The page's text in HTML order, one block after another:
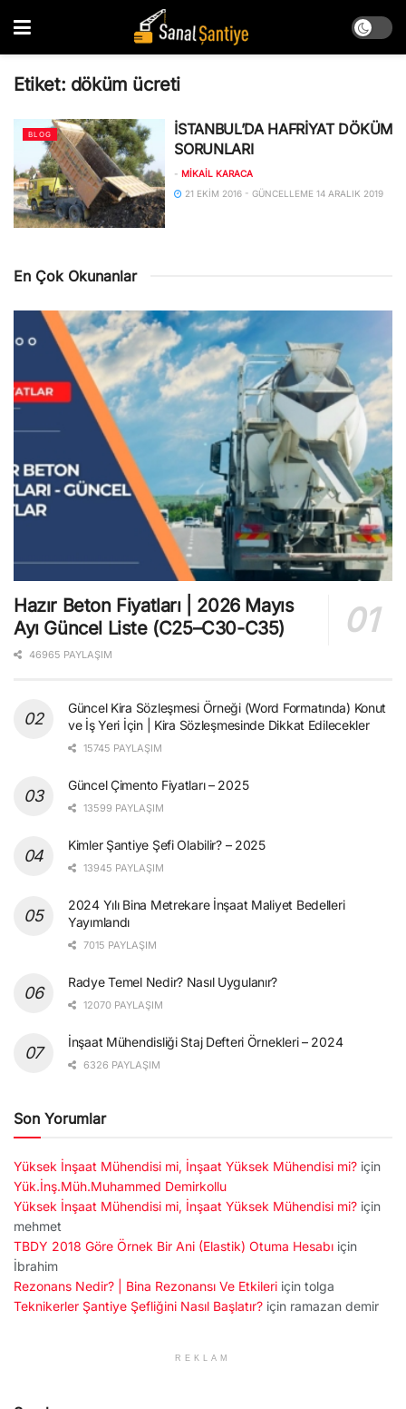
Etiket: döküm ücreti
BLOG
İSTANBUL’DA HAFRİYAT DÖKÜM
SORUNLARI
- MIKAIL KARACA
21 EKIM 2016 - GÜNCELLEME 14 ARALIK 2019
En Çok Okunanlar
Hazır Beton Fiyatları | 2026 Mayıs
Ayı Güncel Liste (C25–C30-C35)
46965 PAYLAŞIM
Güncel Kira Sözleşmesi Örneği (Word Formatında) Konut
ve İş Yeri İçin | Kira Sözleşmesinde Dikkat Edilecekler
15745 PAYLAŞIM
Güncel Çimento Fiyatları – 2025
13599 PAYLAŞIM
Kimler Şantiye Şefi Olabilir? – 2025
13945 PAYLAŞIM
2024 Yılı Bina Metrekare İnşaat Maliyet Bedelleri
Yayımlandı
7015 PAYLAŞIM
Radye Temel Nedir? Nasıl Uygulanır?
12070 PAYLAŞIM
İnşaat Mühendisliği Staj Defteri Örnekleri – 2024
6326 PAYLAŞIM
Son Yorumlar
Yüksek İnşaat Mühendisi mi, İnşaat Yüksek Mühendisi mi? için
Yük.İnş.Müh.Muhammed Demirkollu
Yüksek İnşaat Mühendisi mi, İnşaat Yüksek Mühendisi mi? için
mehmet
TBDY 2018 Göre Örnek Bir Ani (Elastik) Otuma Hesabı için
İbrahim
Rezonans Nedir? | Bina Rezonansı Ve Etkileri için tolga
Teknikerler Şantiye Şefliğini Nasıl Başlatır? için ramazan demir
REKLAM